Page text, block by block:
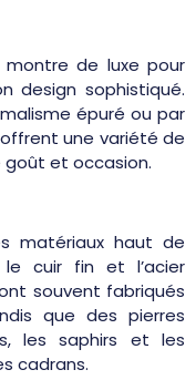
de luxe pour
design sophistiqué.
épuré ou par
une variété de
goût et occasion.
matériaux haut de
cuir fin et l’acier
souvent fabriqués
que des pierres
les saphirs et les
cadrans.